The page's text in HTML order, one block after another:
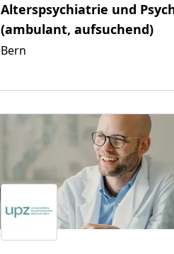
Alterspsychiatrie und
(ambulant, aufsuchend)
Bern